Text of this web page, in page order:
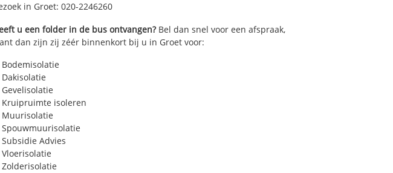
in Groet: 020-2246260
u een folder in de bus ontvangen?Bel dan snel voor een afspraak,
dan zijn zij zéér binnenkort bij u in Groet voor:
Bodemisolatie
Dakisolatie
Gevelisolatie
Kruipruimte isoleren
Muurisolatie
Spouwmuurisolatie
Subsidie Advies
Vloerisolatie
Zolderisolatie